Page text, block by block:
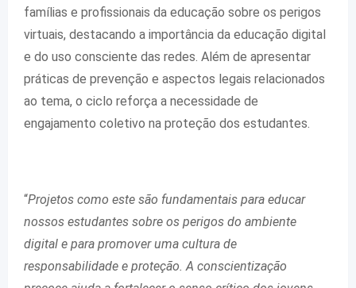
famílias e profissionais da educação sobre os perigos
virtuais, destacando a importância da educação digital
e do uso consciente das redes. Além de apresentar
práticas de prevenção e aspectos legais relacionados
ao tema, o ciclo reforça a necessidade de
engajamento coletivo na proteção dos estudantes.
“Projetos como este são fundamentais para educar
nossos estudantes sobre os perigos do ambiente
digital e para promover uma cultura de
responsabilidade e proteção. A conscientização